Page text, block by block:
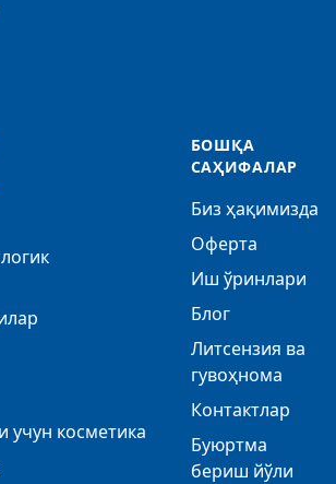
учун косметика
БОШҚА
САҲИФАЛАР
Биз ҳақимизда
Оферта
Иш ўринлари
Блог
Литсензия ва
гувоҳнома
Контактлар
Буюртма
бериш йўли